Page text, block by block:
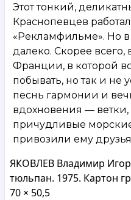
Этот тонкий,
Краснопевцев
«Рекламфильме». Но
далеко. Скорее
Франции, в которой
побывать, но так и не
песнь гармонии и
вдохновения —
причудливые
привозили ему
ЯКОВЛЕВ Владимир
тюльпан. 1975. Картон
70 × 50,5